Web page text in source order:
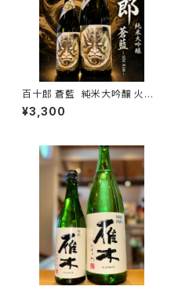
百十郎 蒼藍 純米大吟醸 火入
れ 1800ml１本（林本店・岐阜県
各務原市那加新加納町）
¥3,300